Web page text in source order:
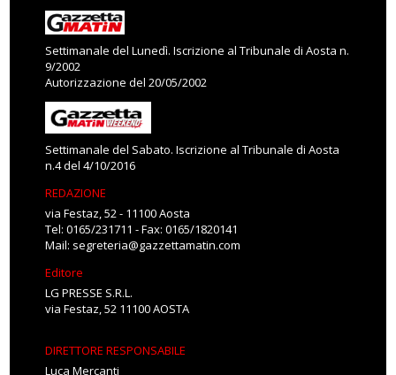
Settimanale del Lunedì. Iscrizione al Tribunale di Aosta n.
9/2002
Autorizzazione del 20/05/2002
Settimanale del Sabato. Iscrizione al Tribunale di Aosta
n.4 del 4/10/2016
REDAZIONE
via Festaz, 52 - 11100 Aosta
Tel: 0165/231711 - Fax: 0165/1820141
Mail: segreteria@gazzettamatin.com
Editore
LG PRESSE S.R.L.
via Festaz, 52 11100 AOSTA
DIRETTORE RESPONSABILE
Luca Mercanti